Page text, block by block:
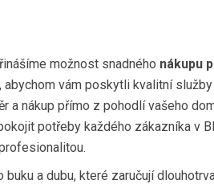
možnost snadného nákupu
vám poskytli kvalitní služby
a nákup přímo z pohodlí vašeho
potřeby každého zákazníka v
a dubu, které zaručují